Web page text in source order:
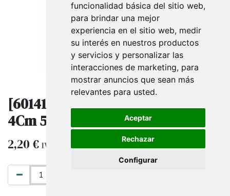
funcionalidad básica del sitio web,
para brindar una mejor
experiencia en el sitio web, medir
su interés en nuestros productos
y servicios y personalizar las
interacciones de marketing, para
mostrar anuncios que sean más
relevantes para usted.
Aceptar
Rechazar
Configurar
[6014101.60] Pegatina De -60%
4Cm 500Pc
2,20€ IVA excluido